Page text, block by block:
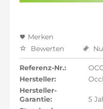
Merken
Bewerten
Referenz-Nr.:
Hersteller:
Hersteller-
Garantie:
5